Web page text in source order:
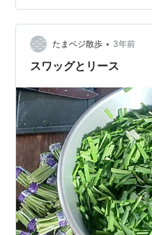
マススワッグがあったり
たりですんごい悩みまし
しまくりました(笑) スワッ
なかったんですが 実物見て…
たまベジ散歩 • 3年前
スワッグとリース